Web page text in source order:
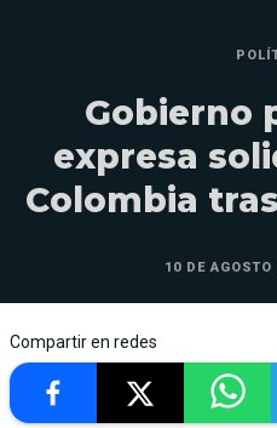
Gobierno
expresa
Colombia
10 DE
Compartir en redes